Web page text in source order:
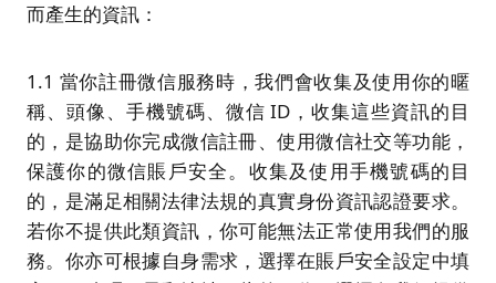
而產生的資訊：
1.1 當你註冊微信服務時，我們會收集及使用你的暱
稱、頭像、手機號碼、微信 ID，收集這些資訊的目
的，是協助你完成微信註冊、使用微信社交等功能，
保護你的微信賬戶安全。收集及使用手機號碼的目
的，是滿足相關法律法規的真實身份資訊認證要求。
若你不提供此類資訊，你可能無法正常使用我們的服
務。你亦可根據自身需求，選擇在賬戶安全設定中填